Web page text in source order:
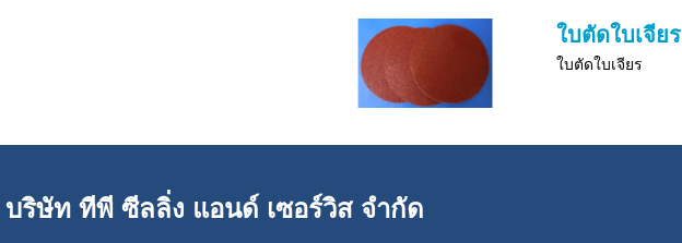
ใบตัดใบเจียร
ใบตัดใบเจียร
บริษัท ทีพี ซีลลิ่ง แอนด์ เซอร์วิส จำกัด